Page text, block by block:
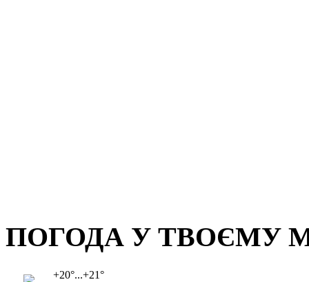
ПОГОДА У ТВОЄМУ
+20°...+21°